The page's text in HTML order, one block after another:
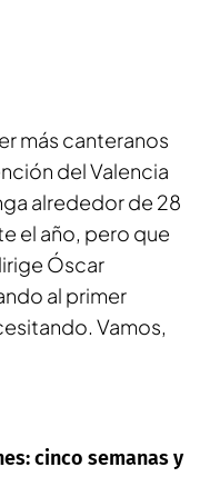
más canteranos
del Valencia
alrededor de 28
el año, pero que
Óscar
al primer
Vamos,
cinco semanas y